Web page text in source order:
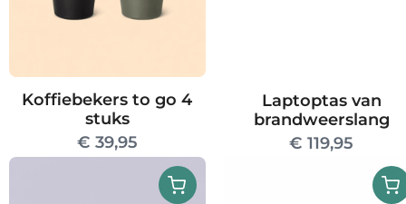
worden
Koffiebekers to go 4
stuks
€ 39,95
Laptoptas van
brandweerslang
€ 119,95